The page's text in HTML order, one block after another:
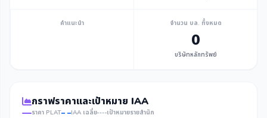
คำแนะนำ จำนวน บล. ทั้งหมด
0
บริษัทหลักทรัพย์
กราฟราคาและเป้าหมาย IAA
ราคา PLAT IAA เฉลี่ย เป้าหมายรายสำนัก